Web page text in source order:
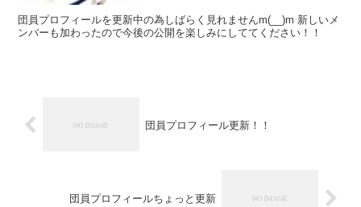
団員プロフィールを更新中の為しばらく見れませんm(__)m 新しいメ
ンバーも加わったので今後の公開を楽しみにしててください！！
団員プロフィール更新！！
団員プロフィールちょっと更新